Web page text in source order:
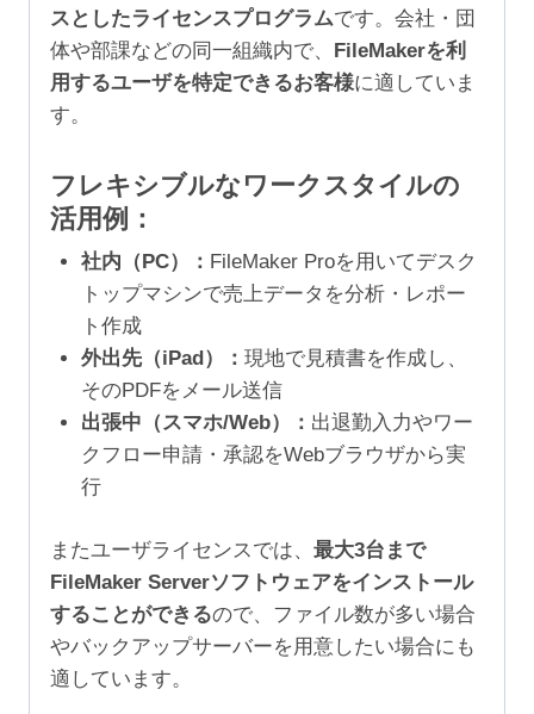
スとしたライセンスプログラムです。会社・団
体や部課などの同一組織内で、
FileMakerを利
用するユーザを特定できるお客様に適していま
す。
フレキシブルなワークスタイルの
活用例：
社内（PC）： FileMaker Proを用いてデスク
トップマシンで売上データを分析・レポー
ト作成
外出先（iPad）： 現地で見積書を作成し、
そのPDFをメール送信
出張中（スマホ/Web）： 出退勤入力やワー
クフロー申請・承認をWebブラウザから実
行
またユーザライセンスでは、 最大3台まで
FileMaker Serverソフトウェアをインストール
することができるので、ファイル数が多い場合
やバックアップサーバーを用意したい場合にも
適しています。